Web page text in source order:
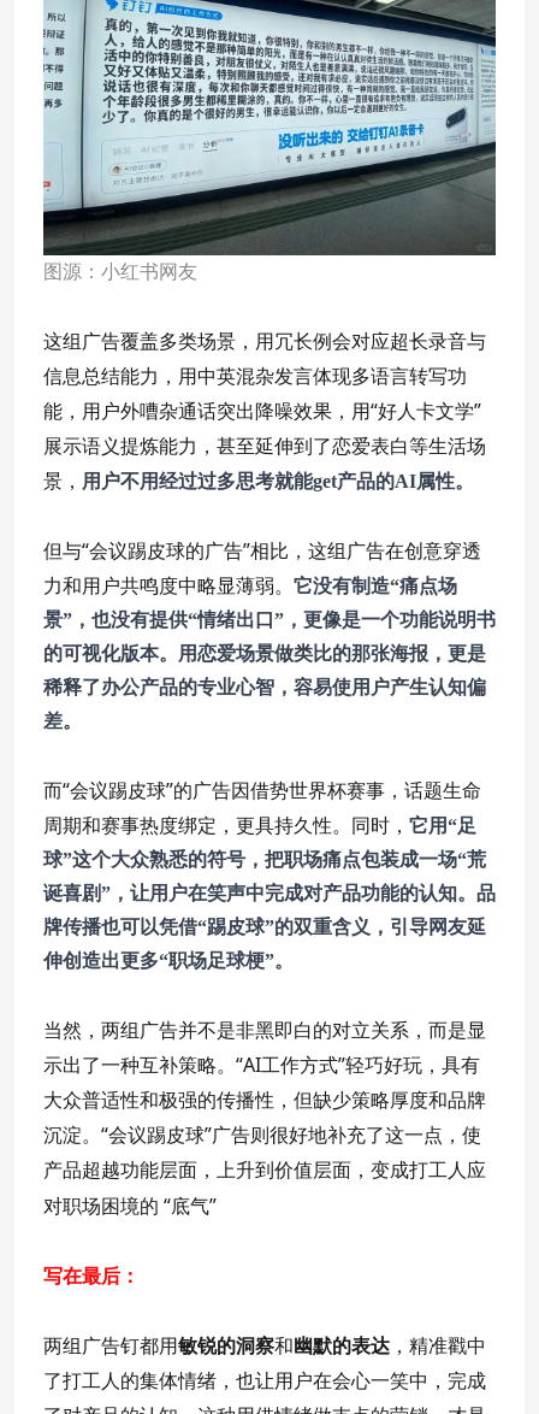
图源：小红书网友
这组广告覆盖多类场景，用冗长例会对应超长录音与
信息总结能力，用中英混杂发言体现多语言转写功
能，用户外嘈杂通话突出降噪效果，用“好人卡文学”
展示语义提炼能力，甚至延伸到了恋爱表白等生活场
景， 用户不用经过过多思考就能get产品的AI属性。
但与“会议踢皮球的广告”相比，这组广告在创意穿透
力和用户共鸣度中略显薄弱。
它没有制造“痛点场
景”，也没有提供“情绪出口”，更像是一个功能说明书
的可视化版本。用恋爱场景做类比的那张海报，更是
稀释了办公产品的专业心智，容易使用户产生认知偏
差。
而“会议踢皮球”的广告因借势世界杯赛事，话题生命
周期和赛事热度绑定，更具持久性。同时， 它用“足
球”这个大众熟悉的符号，把职场痛点包装成一场“荒
诞喜剧”，让用户在笑声中完成对产品功能的认知。品
牌传播也可以凭借“踢皮球”的双重含义，引导网友延
伸创造出更多“职场足球梗”。
当然，两组广告并不是非黑即白的对立关系，而是显
示出了一种互补策略。“AI工作方式”轻巧好玩，具有
大众普适性和极强的传播性，但缺少策略厚度和品牌
沉淀。“会议踢皮球”广告则很好地补充了这一点，使
产品超越功能层面，上升到价值层面，变成打工人应
对职场困境的 “底气”
写在最后：
两组广告钉都用敏锐的洞察和幽默的表达 ，精准戳中
了打工人的集体情绪，也让用户在会心一笑中，完成